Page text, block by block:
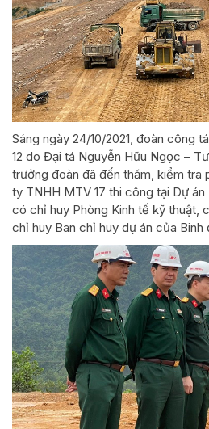
Sáng ngày 24/10/2021, đoàn công
12 do Đại tá Nguyễn Hữu Ngọc –
trưởng đoàn đã đến thăm, kiểm tra
ty TNHH MTV 17 thi công tại Dự
có chỉ huy Phòng Kinh tế kỹ thuật,
chỉ huy Ban chỉ huy dự án của Binh